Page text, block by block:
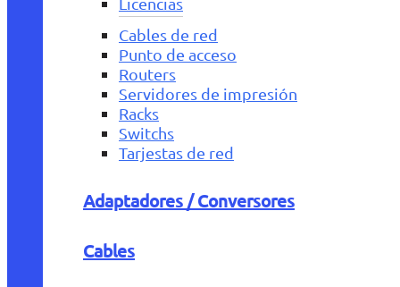
Cables de red
Punto de acceso
Routers
Servidores de impresión
Racks
Switchs
Tarjestas de red
Adaptadores / Conversores
Cables